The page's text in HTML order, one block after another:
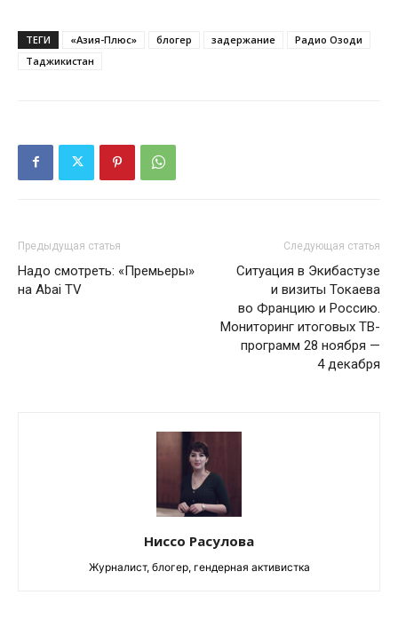
ТЕГИ «Азия-Плюс» блогер задержание
Радио Озоди
Таджикистан
Предыдущая статья
Надо смотреть: «Премьеры»
на Abai TV
Следующая статья
Ситуация в Экибастузе
и визиты Токаева
во Францию и Россию.
Мониторинг итоговых ТВ-
программ 28 ноября —
4 декабря
Ниссо Расулова
Журналист, блогер, гендерная активистка